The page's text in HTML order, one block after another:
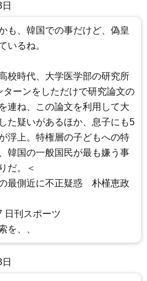
も、韓国での事だけど、偽皇
いるね。
校時代、大学医学部の研究所
ターンをしただけで研究論文の
連ね、この論文を利用して大
た疑いがあるほか、息子にも5
浮上。特権層の子どもへの特
韓国の一般国民が最も嫌う事
だ。＜
最側近に不正疑惑 朴槿恵政
刊スポーツ
を、、